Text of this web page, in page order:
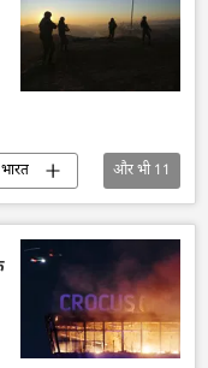
भारत
सिंह
और भी11